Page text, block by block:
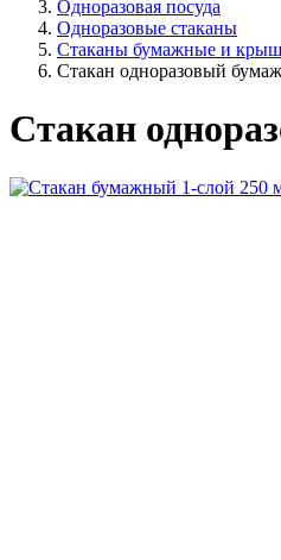
Одноразовая посуда
Одноразовые стаканы
Стаканы бумажные и
Стакан одноразовый
Стакан